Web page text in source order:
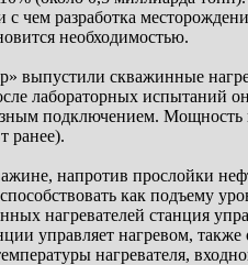
с чем разработка
необходимостью.
выпустили скважинные
лабораторных испытаний
подключением. Мощность
ранее).
напротив прослойки
как подъему
нагревателей станция
управляет нагревом, также
нагревателя,